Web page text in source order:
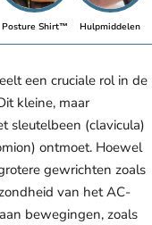
Posture Shirt™ Hulpmiddelen
een cruciale rol in de
kleine, maar
sleutelbeen (clavicula)
ontmoet. Hoewel
gewrichten zoals
van het AC-
bewegingen, zoals